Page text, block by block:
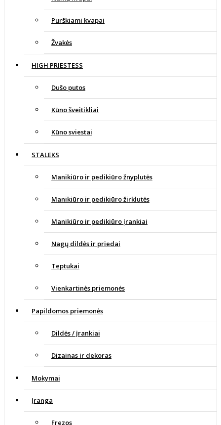
Purškiami kvapai
Žvakės
HIGH PRIESTESS
Dušo putos
Kūno šveitikliai
Kūno sviestai
STALEKS
Manikiūro ir pedikiūro žnyplutės
Manikiūro ir pedikiūro žirklutės
Manikiūro ir pedikiūro įrankiai
Nagų dildės ir priedai
Teptukai
Vienkartinės priemonės
Papildomos priemonės
Dildės / įrankiai
Dizainas ir dekoras
Mokymai
Įranga
Frezos